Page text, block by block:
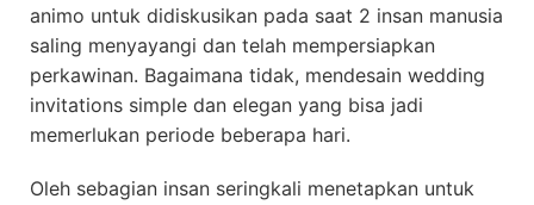
animo untuk didiskusikan pada saat 2 insan manusia
saling menyayangi dan telah mempersiapkan
perkawinan. Bagaimana tidak, mendesain wedding
invitations simple dan elegan yang bisa jadi
memerlukan periode beberapa hari.
Oleh sebagian insan seringkali menetapkan untuk